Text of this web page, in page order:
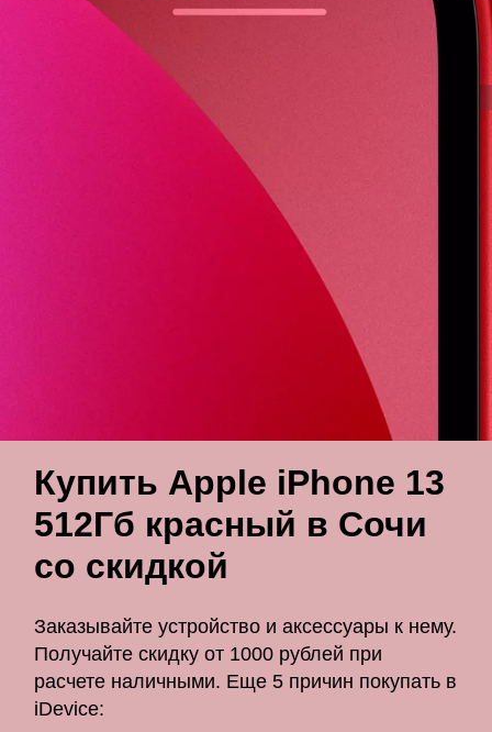
Купить Apple iPhone 13
512Гб красный в Сочи
со скидкой
Заказывайте устройство и аксессуары к нему.
Получайте скидку от 1000 рублей при
расчете наличными. Еще 5 причин покупать в
iDevice: